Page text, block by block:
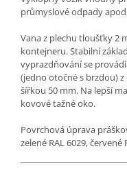
průmyslové odpady
Vana z plechu tloušťky 2
kontejneru. Stabilní
vyprazdňování se
(jedno otočné s brzdou)
šířkou 50 mm. Na lepší
kovové tažné oko.
Povrchová úprava
zelené RAL 6029, červené